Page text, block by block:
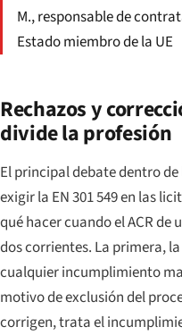
M., responsable de
Estado miembro de la UE
Rechazos y
divide la profesión
El principal debate dentro de
exigir la EN 301 549 en las
qué hacer cuando el ACR de
dos corrientes. La primera,
cualquier incumplimiento
motivo de exclusión del
corrigen, trata el